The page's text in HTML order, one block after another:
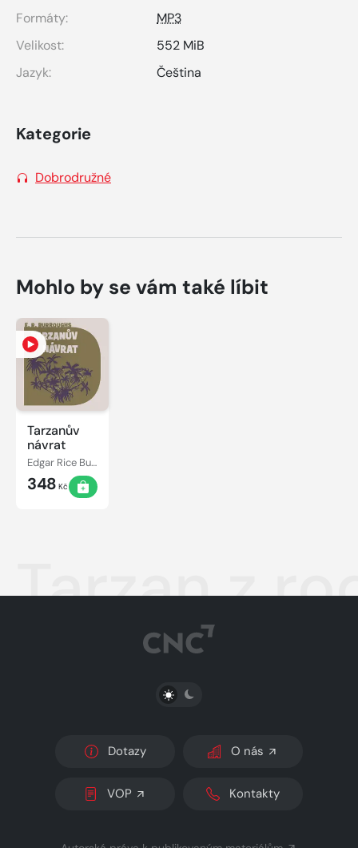
Formáty:
MP3
Velikost:
552 MiB
Jazyk:
Čeština
Kategorie
Dobrodružné
Mohlo by se vám také líbit
Tarzanův
návrat
Edgar Rice Burroughs
348 Kč
Tarzan z
PŘEPNOUT SVĚTLÝ/TMAVÝ REŽIM
Dotazy O nás
VOP Kontakty